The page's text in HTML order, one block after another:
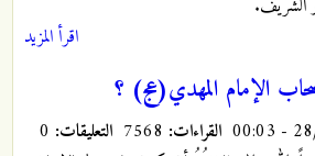
الشريف.
اقرأ المزيد
الإمام المهدي(عج) ؟
28/ القراءات: التعليقات: